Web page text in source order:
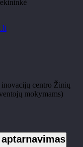
inovacijų centro Žinių
mokymams)